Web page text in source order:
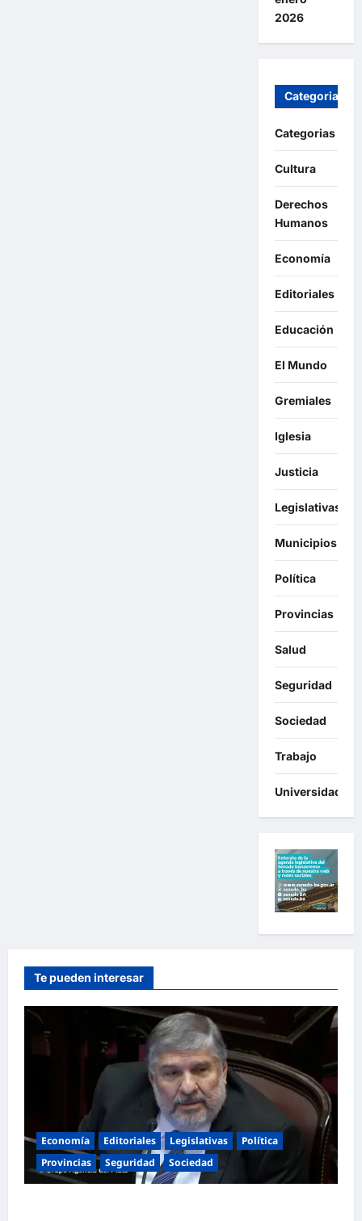
2026
Categorias
Categorias
Cultura
Derechos
Humanos
Economía
Editoriales
Educación
El Mundo
Gremiales
Iglesia
Justicia
Legislativas
Municipios
Política
Provincias
Salud
Seguridad
Sociedad
Trabajo
Universidades
Te pueden interesar
Economía Editoriales Legislativas
Política
Provincias
Seguridad Sociedad